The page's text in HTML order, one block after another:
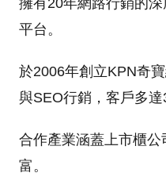
平台。
於2006年創立KPN奇
與SEO行銷，客戶多達
合作產業涵蓋上市櫃
富。